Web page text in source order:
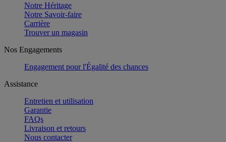
Notre Héritage
Notre Savoir-faire
Carrière
Trouver un magasin
Nos Engagements
Engagement pour l'Égalité des chances
Assistance
Entretien et utilisation
Garantie
FAQs
Livraison et retours
Nous contacter